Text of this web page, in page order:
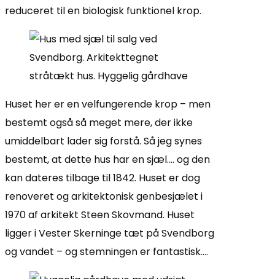
reduceret til en biologisk funktionel krop.
Huset her er en velfungerende krop – men
bestemt også så meget mere, der ikke
umiddelbart lader sig forstå. Så jeg synes
bestemt, at dette hus har en sjæl…. og den
kan dateres tilbage til 1842. Huset er dog
renoveret og arkitektonisk genbesjælet i
1970 af arkitekt Steen Skovmand. Huset
ligger i Vester Skerninge tæt på Svendborg
og vandet – og stemningen er fantastisk….